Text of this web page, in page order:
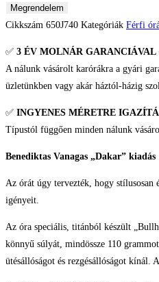
Megrendelem
Cikkszám 650J740 Kategóriák Férfi
✅ 3 ÉV MOLNÁR GARANCIÁVAL
A nálunk vásárolt karórákra a gyári
üzletünkben vagy akár háztól-házig
✅ INGYENES MÉRETRE
Típustól függően minden nálunk
Benediktas Vanagas „Dakar” kiadás
Az órát úgy tervezték, hogy stílusosan
igényeit.
Az óra speciális, titánból készült
könnyű súlyát, mindössze 110
ütésállóságot és rezgésállóságot kínál.